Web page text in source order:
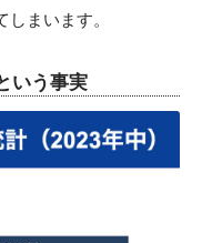
まいます。
いう事実